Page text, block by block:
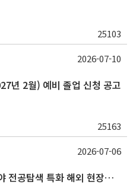
25103
년 2월) 예비 졸업 신청 공고
25163
2026-07-10
2026년 학부대학 인문·사회분야 전공탐색 특화 해외 현장학습 프로그램(중국) 모집 안내
2026-07-06